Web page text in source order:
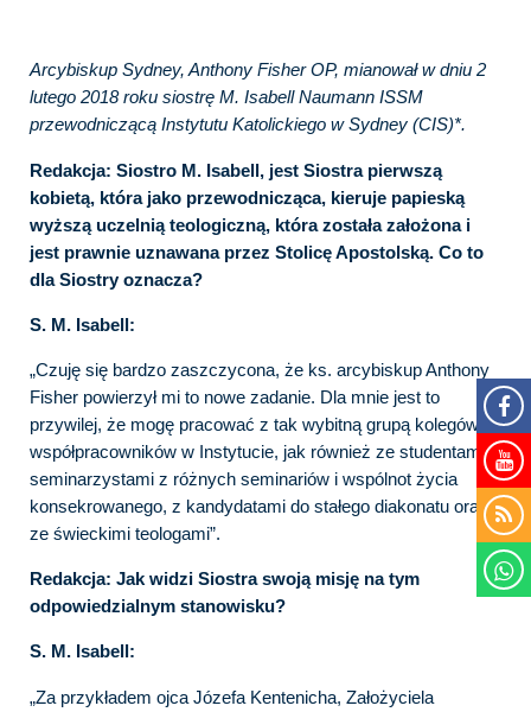
Arcybiskup Sydney, Anthony Fisher OP, mianował w dniu 2
lutego 2018 roku siostrę M. Isabell Naumann ISSM
przewodniczącą Instytutu Katolickiego w Sydney (CIS)*.
Redakcja: Siostro M. Isabell, jest Siostra pierwszą
kobietą, która jako przewodnicząca, kieruje papieską
wyższą uczelnią teologiczną, która została założona i
jest prawnie uznawana przez Stolicę Apostolską. Co to
dla Siostry oznacza?
S. M. Isabell:
„Czuję się bardzo zaszczycona, że ks. arcybiskup Anthony
Fisher powierzył mi to nowe zadanie. Dla mnie jest to
przywilej, że mogę pracować z tak wybitną grupą kolegów i
współpracowników w Instytucie, jak również ze studentami i
seminarzystami z różnych seminariów i wspólnot życia
konsekrowanego, z kandydatami do stałego diakonatu oraz
ze świeckimi teologami”.
Redakcja: Jak widzi Siostra swoją misję na tym
odpowiedzialnym stanowisku?
S. M. Isabell:
„Za przykładem ojca Józefa Kentenicha, Założyciela